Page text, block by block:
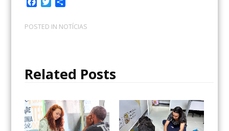
c
e
k
i
t
m
p
i
a
r
POSTED IN NOTÍCIAS
Related Posts